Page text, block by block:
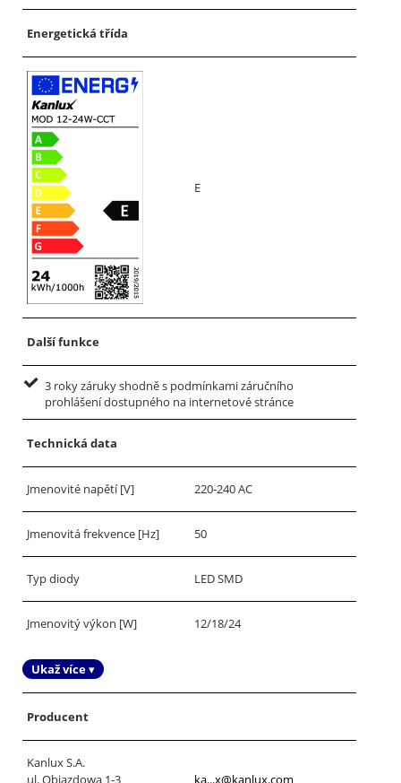
Energetická třída
E
Další funkce
3 roky záruky shodně s podmínkami záručního
prohlášení dostupného na internetové stránce
Technická data
Jmenovité napětí [V] 220-240 AC
Jmenovitá frekvence [Hz] 50
Typ diody LED SMD
Jmenovitý výkon [W] 12/18/24
Ukaž více ▾
Producent
Kanlux S.A.
ul. Objazdowa 1-3
ka...x@kanlux.com